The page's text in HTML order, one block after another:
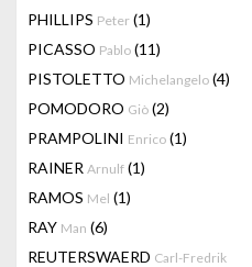
PHILLIPS Peter (1)
PICASSO Pablo (11)
PISTOLETTO Michelangelo (4)
POMODORO Giò (2)
PRAMPOLINI Enrico (1)
RAINER Arnulf (1)
RAMOS Mel (1)
RAY Man (6)
REUTERSWAERD Carl-Fredrik